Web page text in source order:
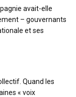
avait-elle
– gouvernants
et ses
Quand les
« voix